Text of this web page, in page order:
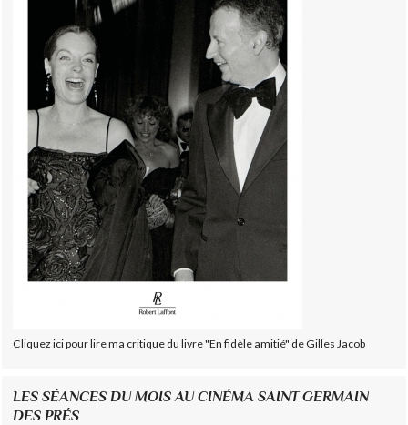
Cliquez ici pour lire ma critique du livre "En fidèle amitié" de Gilles Jacob
LES SÉANCES DU MOIS AU CINÉMA SAINT GERMAIN
DES PRÉS